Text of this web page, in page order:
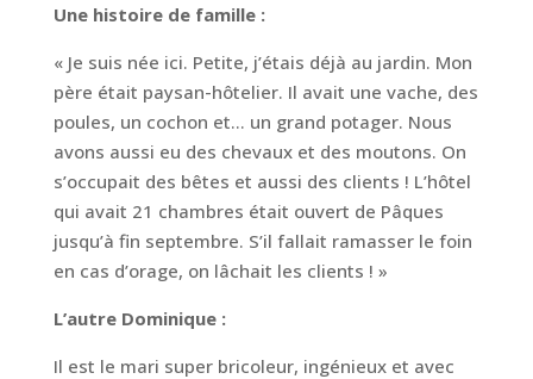
Une histoire de famille :
« Je suis née ici. Petite, j’étais déjà au jardin. Mon
père était paysan-hôtelier. Il avait une vache, des
poules, un cochon et… un grand potager. Nous
avons aussi eu des chevaux et des moutons. On
s’occupait des bêtes et aussi des clients ! L’hôtel
qui avait 21 chambres était ouvert de Pâques
jusqu’à fin septembre. S’il fallait ramasser le foin
en cas d’orage, on lâchait les clients ! »
L’autre Dominique :
Il est le mari super bricoleur, ingénieux et avec